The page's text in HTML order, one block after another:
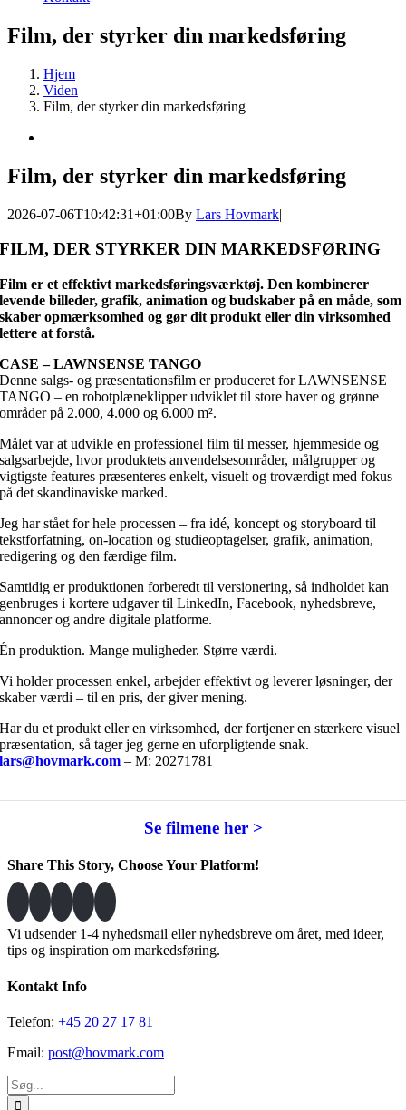
Film, der styrker din markedsføring
Hjem
Viden
Film, der styrker din markedsføring
billede
Film, der styrker din markedsføring
2026-07-06T10:42:31+01:00By Lars Hovmark|
FILM, DER STYRKER DIN MARKEDSFØRING
Film er et effektivt markedsføringsværktøj. Den kombinerer
levende billeder, grafik, animation og budskaber på en måde, som
skaber opmærksomhed og gør dit produkt eller din virksomhed
lettere at forstå.
CASE – LAWNSENSE TANGO
Denne salgs- og præsentationsfilm er produceret for LAWNSENSE
TANGO – en robotplæneklipper udviklet til store haver og grønne
områder på 2.000, 4.000 og 6.000 m².
Målet var at udvikle en professionel film til messer, hjemmeside og
salgsarbejde, hvor produktets anvendelsesområder, målgrupper og
vigtigste features præsenteres enkelt, visuelt og troværdigt med fokus
på det skandinaviske marked.
Jeg har stået for hele processen – fra idé, koncept og storyboard til
tekstforfatning, on-location og studieoptagelser, grafik, animation,
redigering og den færdige film.
Samtidig er produktionen forberedt til versionering, så indholdet kan
genbruges i kortere udgaver til LinkedIn, Facebook, nyhedsbreve,
annoncer og andre digitale platforme.
Én produktion. Mange muligheder. Større værdi.
Vi holder processen enkel, arbejder effektivt og leverer løsninger, der
skaber værdi – til en pris, der giver mening.
Har du et produkt eller en virksomhed, der fortjener en stærkere visuel
præsentation, så tager jeg gerne en uforpligtende snak.
lars@hovmark.com – M: 20271781
Se filmene her >
Share This Story, Choose Your Platform!
Facebook
XLinkedIn
Pinterest
Vi udsender 1-4 nyhedsmail eller nyhedsbreve om året, med ideer,
tips og inspiration om markedsføring.
Kontakt Info
Telefon: +45 20 27 17 81
Email: post@hovmark.com
Søg
efter: